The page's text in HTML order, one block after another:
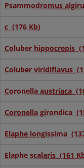
Psammodromus
c (176 Kb)
Coluber hippocrepis
Coluber viridiflavus
Coronella austriaca
Coronella girondica
Elaphe longissima
Elaphe scalaris (161